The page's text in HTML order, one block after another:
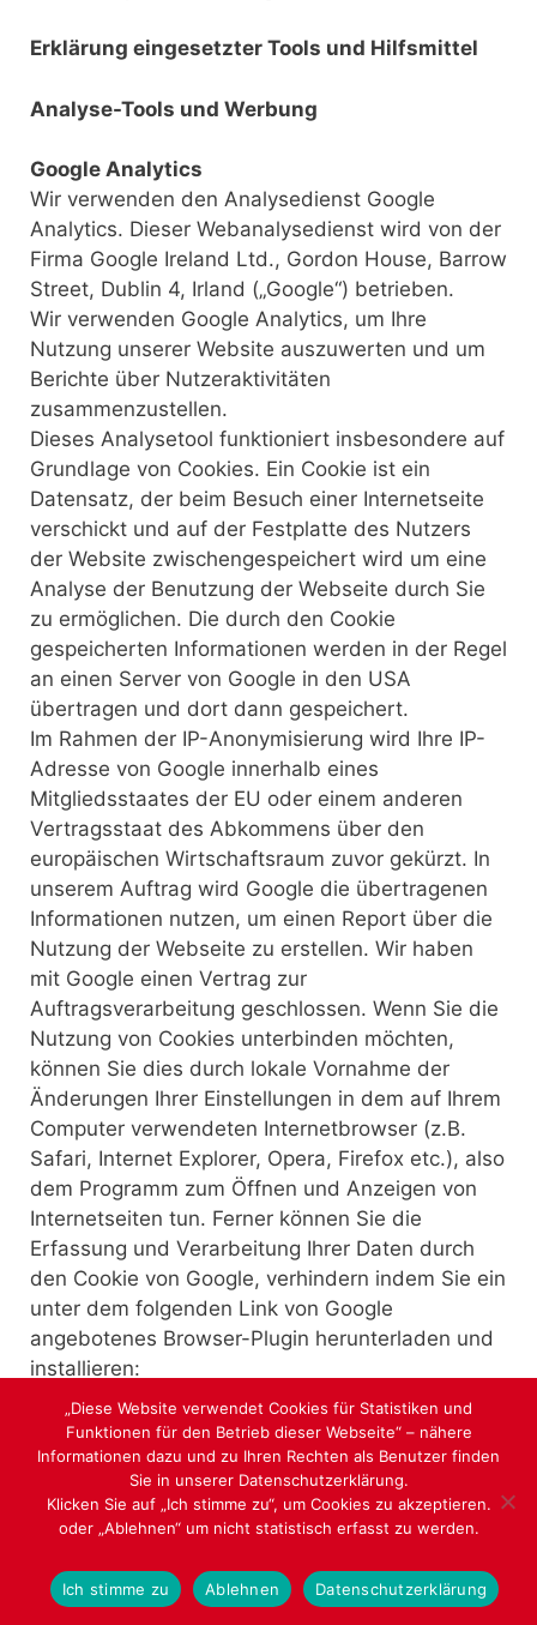
Erklärung eingesetzter Tools und Hilfsmittel
Analyse-Tools und Werbung
Google Analytics
Wir verwenden den Analysedienst Google
Analytics. Dieser Webanalysedienst wird von der
Firma Google Ireland Ltd., Gordon House, Barrow
Street, Dublin 4, Irland („Google“) betrieben.
Wir verwenden Google Analytics, um Ihre
Nutzung unserer Website auszuwerten und um
Berichte über Nutzeraktivitäten
zusammenzustellen.
Dieses Analysetool funktioniert insbesondere auf
Grundlage von Cookies. Ein Cookie ist ein
Datensatz, der beim Besuch einer Internetseite
verschickt und auf der Festplatte des Nutzers
der Website zwischengespeichert wird um eine
Analyse der Benutzung der Webseite durch Sie
zu ermöglichen. Die durch den Cookie
gespeicherten Informationen werden in der Regel
an einen Server von Google in den USA
übertragen und dort dann gespeichert.
Im Rahmen der IP-Anonymisierung wird Ihre IP-
Adresse von Google innerhalb eines
Mitgliedsstaates der EU oder einem anderen
Vertragsstaat des Abkommens über den
europäischen Wirtschaftsraum zuvor gekürzt. In
unserem Auftrag wird Google die übertragenen
Informationen nutzen, um einen Report über die
Nutzung der Webseite zu erstellen. Wir haben
mit Google einen Vertrag zur
Auftragsverarbeitung geschlossen. Wenn Sie die
Nutzung von Cookies unterbinden möchten,
können Sie dies durch lokale Vornahme der
Änderungen Ihrer Einstellungen in dem auf Ihrem
Computer verwendeten Internetbrowser (z.B.
Safari, Internet Explorer, Opera, Firefox etc.), also
dem Programm zum Öffnen und Anzeigen von
Internetseiten tun. Ferner können Sie die
Erfassung und Verarbeitung Ihrer Daten durch
den Cookie von Google, verhindern indem Sie ein
unter dem folgenden Link von Google
angebotenes Browser-Plugin herunterladen und
installieren:
https://tools.google.com/dlpage/gaoptout?hl=de
Sie können die Erfassung durch Google Analytics
verhindern, indem Sie die auf dieser Webseite
verwendeten Einwilligungslösung verwenden.
Weitere Informationen zu den
Google und Google Analytics finden Sie unter
https://www.google.com/analytics/terms/de.html
„Diese Website verwendet Cookies für Statistiken und
Funktionen für den Betrieb dieser Webseite“ – nähere
Informationen dazu und zu Ihren Rechten als Benutzer finden
Sie in unserer Datenschutzerklärung.
Klicken Sie auf „Ich stimme zu“, um Cookies zu akzeptieren.
oder „Ablehnen“ um nicht statistisch erfasst zu werden.
Ich stimme zu Ablehnen Datenschutzerklärung